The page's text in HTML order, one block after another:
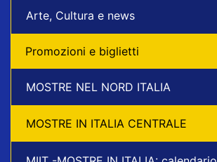
Arte, Cultura e news
Promozioni e biglietti
MOSTRE NEL NORD ITALIA
MOSTRE IN ITALIA CENTRALE